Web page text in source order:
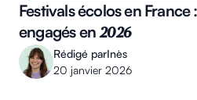
Festivals écolos en
engagés en2026
Rédigé parInès
20 janvier 2026